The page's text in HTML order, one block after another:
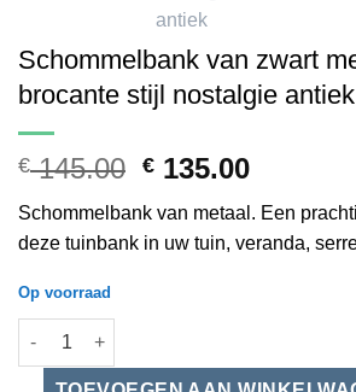
Schommelbank van zwart
brocante stijl nostalgie antiek
€145.00 Oorspronkelijke
was:
€ 145.00.
€ 135.00Huidige
is:
€
Schommelbank van metaal. Een
deze tuinbank in uw tuin, veranda,
Op voorraad
Schommelbank van zwart metaal in